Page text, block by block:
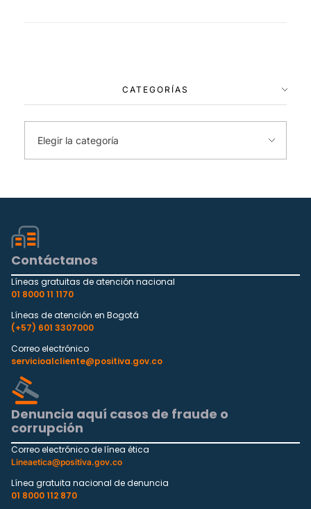
CATEGORÍAS
Contáctanos
Líneas gratuitas de atención nacional
01 8000 11 1170
Líneas de atención en Bogotá
(+57) 601 3307000
Correo electrónico
servicioalcliente@positiva.gov.co
Denuncia aquí casos de fraude o
corrupción
Correo electrónico de línea ética
Lineaetica@positiva.gov.co
Línea gratuita nacional de denuncia
01 8000 112 870